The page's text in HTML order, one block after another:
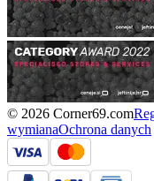
© 2026 Corner69.com
wymianaOchrona danych